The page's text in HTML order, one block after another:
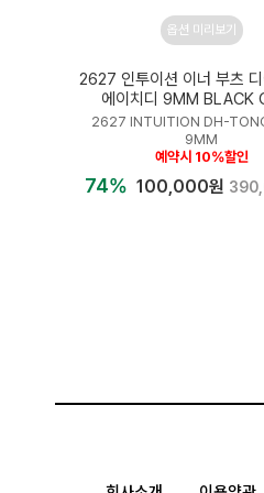
옵션 미리보기
2627 인투이션 이너 부츠
에이치디 9MM BLACK
2627 INTUITION DH-
9MM
예약시 10%할인
74% 100,000원